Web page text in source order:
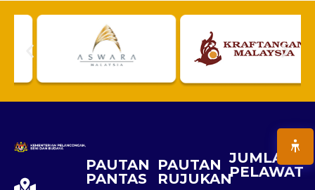
PAUTAN
PANTAS
PAUTAN
RUJUKAN
JUMLAH
PELAWAT